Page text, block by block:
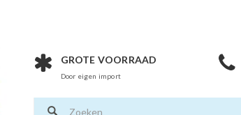
GROTE VOORRAAD
Door eigen import